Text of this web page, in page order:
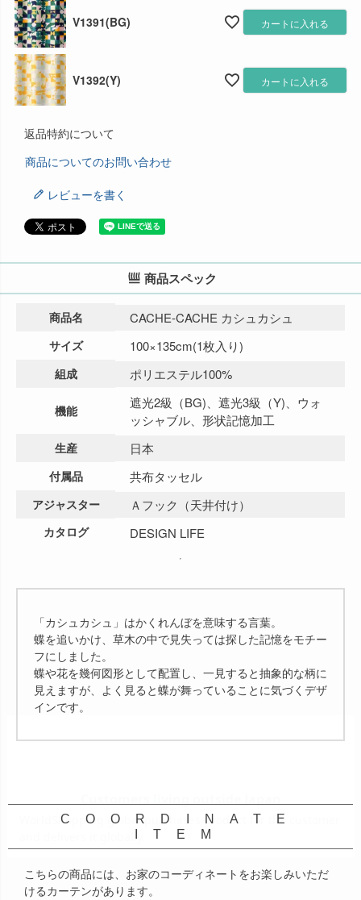
V1391(BG) カートに入れる
V1392(Y) カートに入れる
返品特約について
商品についてのお問い合わせ
レビューを書く
商品スペック
商品名 CACHE-CACHE カシュカシュ
サイズ 100×135cm(1枚入り)
組成 ポリエステル100%
機能
遮光2級（BG)、遮光3級（Y)、ウォ
ッシャブル、形状記憶加工
生産 日本
付属品 共布タッセル
アジャスター Ａフック（天井付け）
カタログ DESIGN LIFE
「カシュカシュ」はかくれんぼを意味する言葉。
蝶を追いかけ、草木の中で見失っては探した記憶をモチー
フにしました。
蝶や花を幾何図形として配置し、一見すると抽象的な柄に
見えますが、よく見ると蝶が舞っていることに気づくデザ
インです。
COORDINATE
ITEM
こちらの商品には、お家のコーディネートをお楽しみいただ
けるカーテンがあります。